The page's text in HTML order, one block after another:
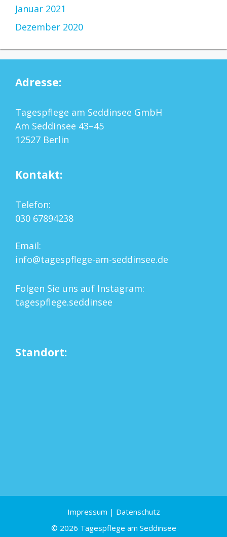
Januar 2021
Dezember 2020
Adresse:
Tagespflege am Seddinsee GmbH
Am Seddinsee 43–45
12527 Berlin
Kontakt:
Telefon:
030 67894238
Email:
info@tagespflege-am-seddinsee.de
Folgen Sie uns auf Instagram:
tagespflege.seddinsee
Standort:
Impressum | Datenschutz
© 2026 Tagespflege am Seddinsee